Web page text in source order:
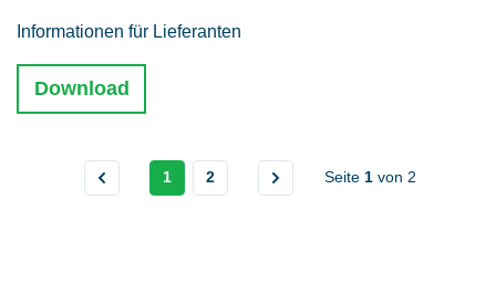
Informationen für Lieferanten
Download
1 2 Seite 1 von 2